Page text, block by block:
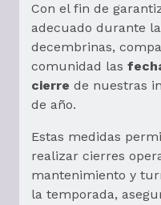
Con el fin de
adecuado durante
decembrinas,
comunidad las
cierre de nuestras
de año.
Estas medidas
realizar cierres
mantenimiento y
la temporada,